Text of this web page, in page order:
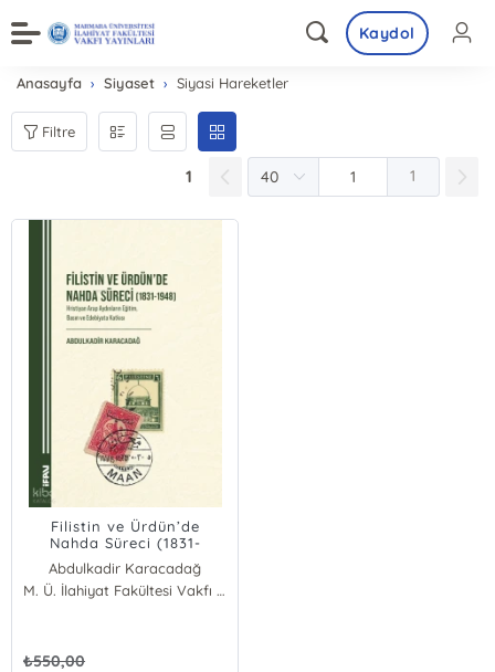
Kaydol
Anasayfa Siyaset Siyasi Hareketler
Filtre
1 1
Filistin ve Ürdün’de
Nahda Süreci (1831-
1948);Hristiyan Arap
Aydınların Eğitim, Basın
ve Edebiyata Katkısı
Abdulkadir Karacadağ
M. Ü. İlahiyat Fakültesi Vakfı Yayınları
₺550,00